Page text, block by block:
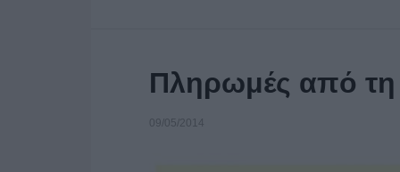
Πληρωμές από τη
09/05/2014